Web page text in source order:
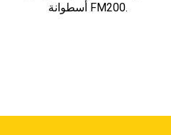
أسطوانة FM200.